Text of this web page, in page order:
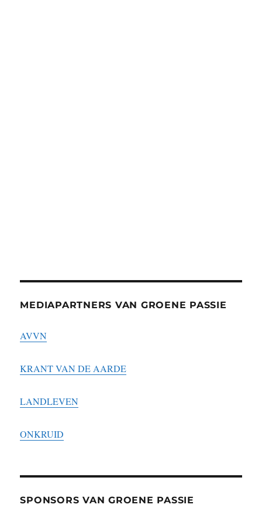
MEDIAPARTNERS VAN GROENE PASSIE
AVVN
KRANT VAN DE AARDE
LANDLEVEN
ONKRUID
SPONSORS VAN GROENE PASSIE